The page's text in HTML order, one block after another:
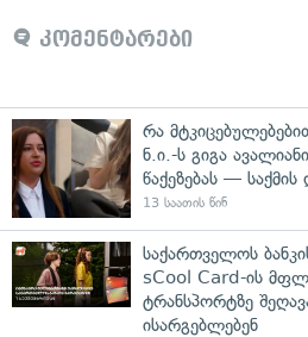
კომენტარები
რა
ნ.ი.-ს გიგა
წაქეზებას —
13 საათის წინ
საქართველოს
sCool Card-ის
ტრანსპორტზე
ისარგებლებენ